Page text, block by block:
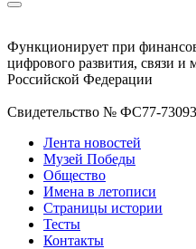
Функционирует при
цифрового развития, связи
Российской Федерации
Свидетельство № ФС77-
Лента новостей
Музей Победы
Общество
Имена в летописи
Страницы истории
Тесты
Контакты